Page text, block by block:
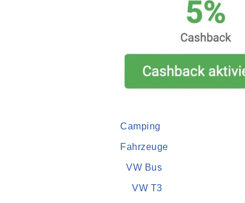
Camping
Fahrzeuge
VW Bus
VW T3